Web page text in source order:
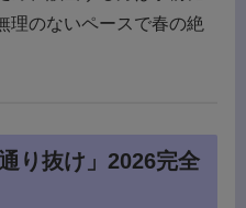
理のないペースで春の絶
り抜け」2026完全